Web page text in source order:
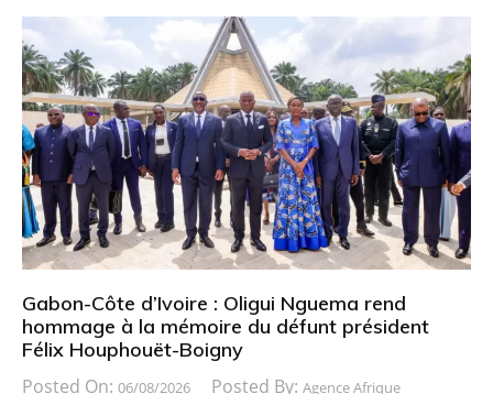
Gabon-Côte d’Ivoire : Oligui Nguema rend
hommage à la mémoire du défunt président
Félix Houphouët-Boigny
Posted On: 06/08/2026 Posted By: Agence Afrique